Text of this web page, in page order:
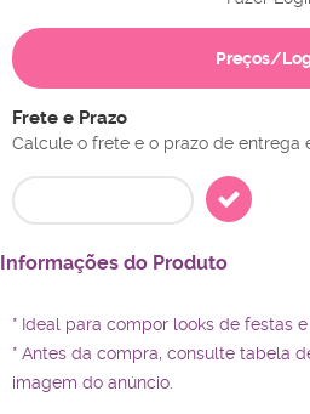
Preços/
Frete e Prazo
Calcule o frete e o prazo de entrega
Informações do Produto
* Ideal para compor looks de festas
* Antes da compra, consulte tabela
imagem do anúncio.